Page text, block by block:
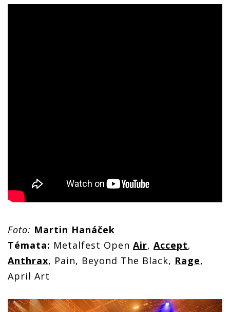
Foto: Martin Hanáček
Témata: Metalfest Open Air, Accept,
Anthrax, Pain, Beyond The Black, Rage,
April Art